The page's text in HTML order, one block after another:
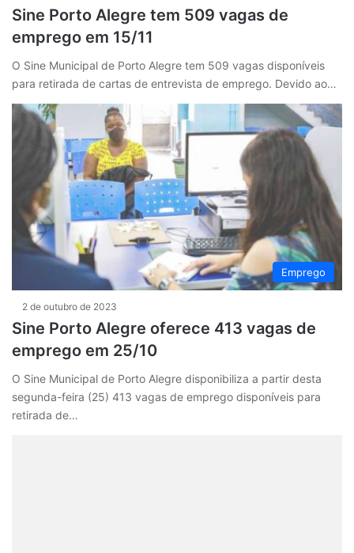
Sine Porto Alegre tem 509 vagas de
emprego em 15/11
O Sine Municipal de Porto Alegre tem 509 vagas disponíveis
para retirada de cartas de entrevista de emprego. Devido ao…
Emprego
2 de outubro de 2023
Sine Porto Alegre oferece 413 vagas de
emprego em 25/10
O Sine Municipal de Porto Alegre disponibiliza a partir desta
segunda-feira (25) 413 vagas de emprego disponíveis para
retirada de…